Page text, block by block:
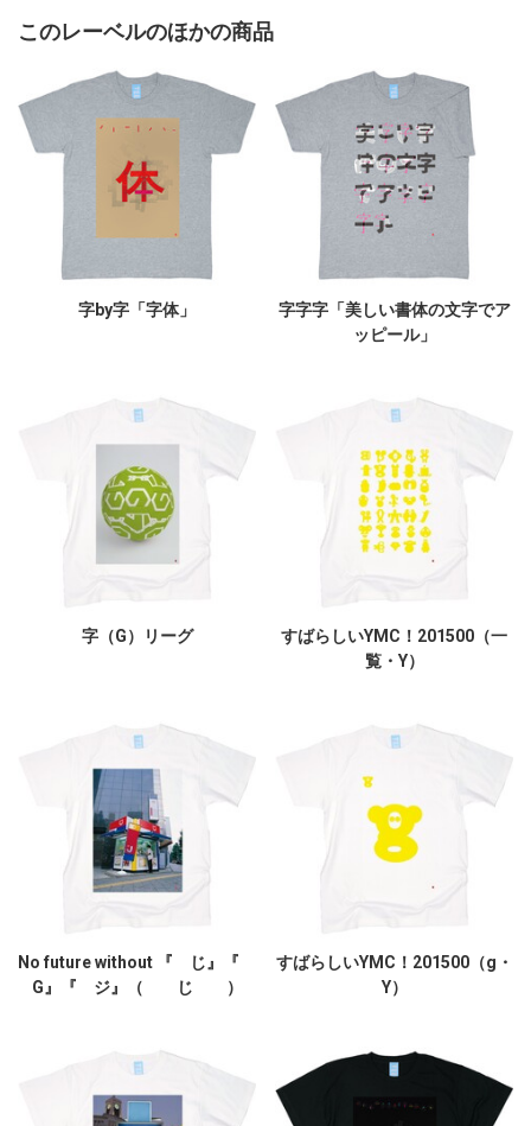
このレーベルのほかの商品
字by字「字体」
字字字「美しい書体の文字でア
ッピール」
字（G）リーグ
すばらしいYMC！201500（一
覧・Y）
No future without 『 じ』『
G』『 ジ』（ じ ）
すばらしいYMC！201500（g・
Y）